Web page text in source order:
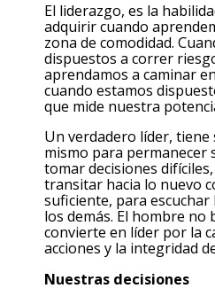
El liderazgo, es la
adquirir cuando
zona de comodidad.
dispuestos a correr
aprendamos a caminar
cuando estamos
que mide nuestra
Un verdadero líder, tiene
mismo para permanecer
tomar decisiones
transitar hacia lo nuevo
suficiente, para escuchar
los demás. El hombre no
convierte en líder por la
acciones y la integridad
Nuestras decisiones